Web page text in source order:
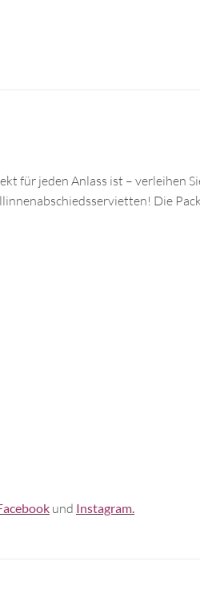
für jeden Anlass ist – verleihen
Die
und Instagram.